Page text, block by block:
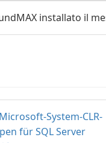
installato il